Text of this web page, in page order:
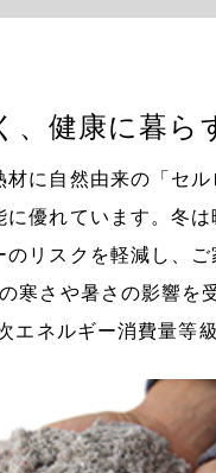
、健康に暮ら
に自然由来の「セ
に優れています。冬
のリスクを軽減し、
寒さや暑さの影響を
エネルギー消費量等